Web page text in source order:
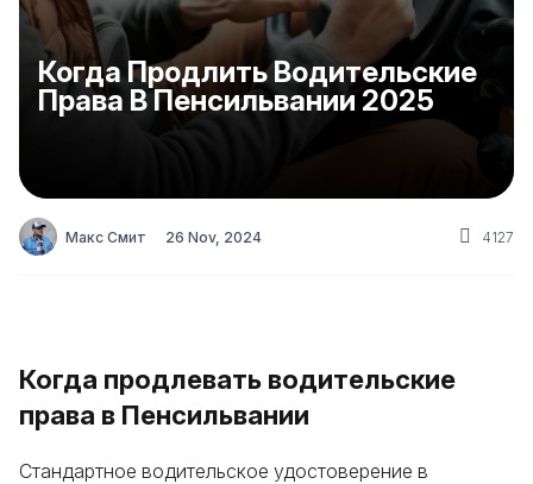
Когда Продлить Водительские
Права В Пенсильвании 2025
Макс Смит 26 Nov, 2024 4127
Когда продлевать водительские
права в Пенсильвании
Стандартное водительское удостоверение в